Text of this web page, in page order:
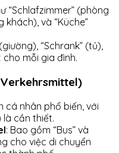
“Schlafzimmer” (phòng
khách), và “Küche”
“Schrank” (tủ),
cho mỗi gia đình.
cá nhân phổ biến, với
là cần thiết.
: Bao gồm “Bus” và
cho việc di chuyển